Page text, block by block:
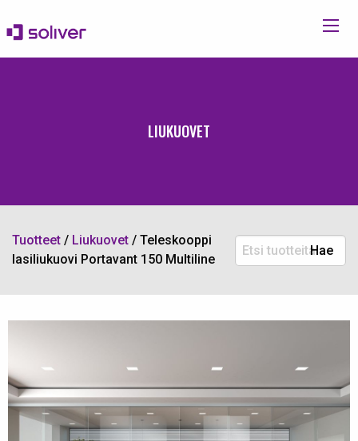
LIUKUOVET
Tuotteet / Liukuovet / Teleskooppi
lasiliukuovi Portavant 150 Multiline
Etsi
tuotteita:
Hae